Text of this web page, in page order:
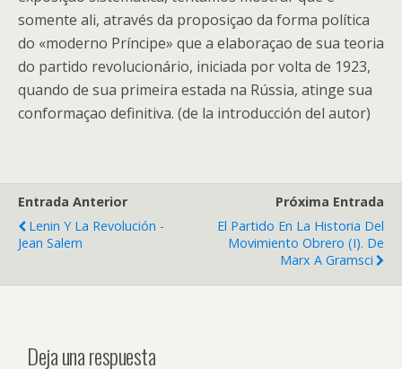
somente ali, através da proposiçao da forma política
do «moderno Príncipe» que a elaboraçao de sua teoria
do partido revolucionário, iniciada por volta de 1923,
quando de sua primeira estada na Rússia, atinge sua
conformaçao definitiva. (de la introducción del autor)
Entrada Anterior
Lenin Y La Revolución -
Jean Salem
Próxima Entrada
El Partido En La Historia Del
Movimiento Obrero (I). De
Marx A Gramsci
Deja una respuesta